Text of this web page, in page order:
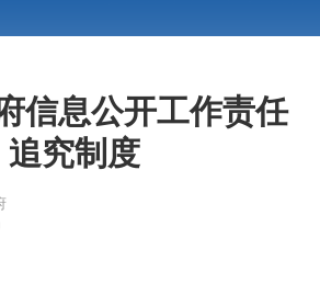
信息公开工作责任
追究制度